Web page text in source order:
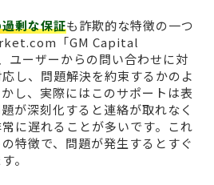
剰な保証も詐欺的な特徴の一つ
「GM Capital
ーザーからの問い合わせに対
し、問題解決を約束するかのよ
し、実際にはこのサポートは表
が深刻化すると連絡が取れなく
に遅れることが多いです。これ
特徴で、問題が発生するとすぐ
。